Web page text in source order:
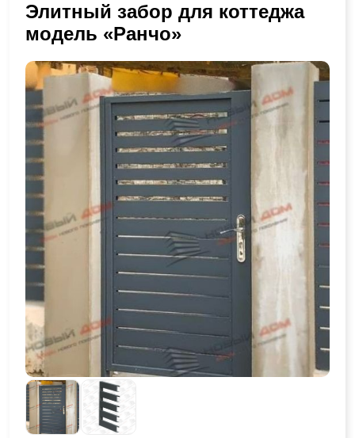
Элитный забор для коттеджа
модель «Ранчо»